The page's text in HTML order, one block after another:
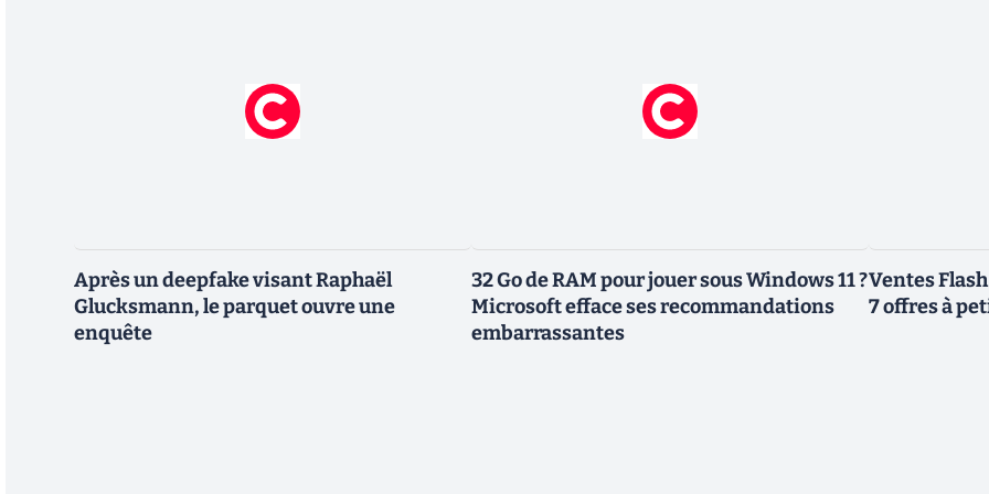
Après un deepfake visant Raphaël
Glucksmann, le parquet ouvre une
enquête
32 Go de RAM pour jouer sous Windows 11 ?
Microsoft efface ses recommandations
embarrassantes
Ventes
7 offres à